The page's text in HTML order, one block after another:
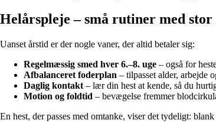
Helårspleje – små rutiner med
Uanset årstid er der nogle vaner, der altid betaler sig:
Regelmæssig smed hver 6.–8. uge – også for
Afbalanceret foderplan – tilpasset alder, arbejde
Daglig kontakt – lær din hest at kende, så du
Motion og foldtid – bevægelse fremmer
En hest, der passes med omtanke, viser det tydeligt: